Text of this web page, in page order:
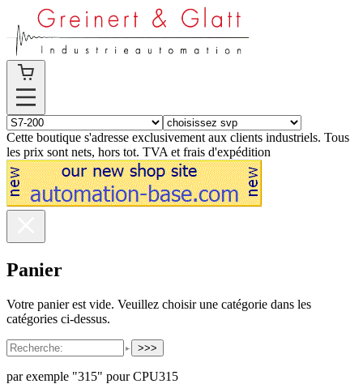
Cette boutique s'adresse exclusivement aux clients industriels. Tous
les prix sont nets, hors tot. TVA et frais d'expédition
Panier
Votre panier est vide. Veuillez choisir une catégorie dans les
catégories ci-dessus.
>>>
par exemple "315" pour CPU315